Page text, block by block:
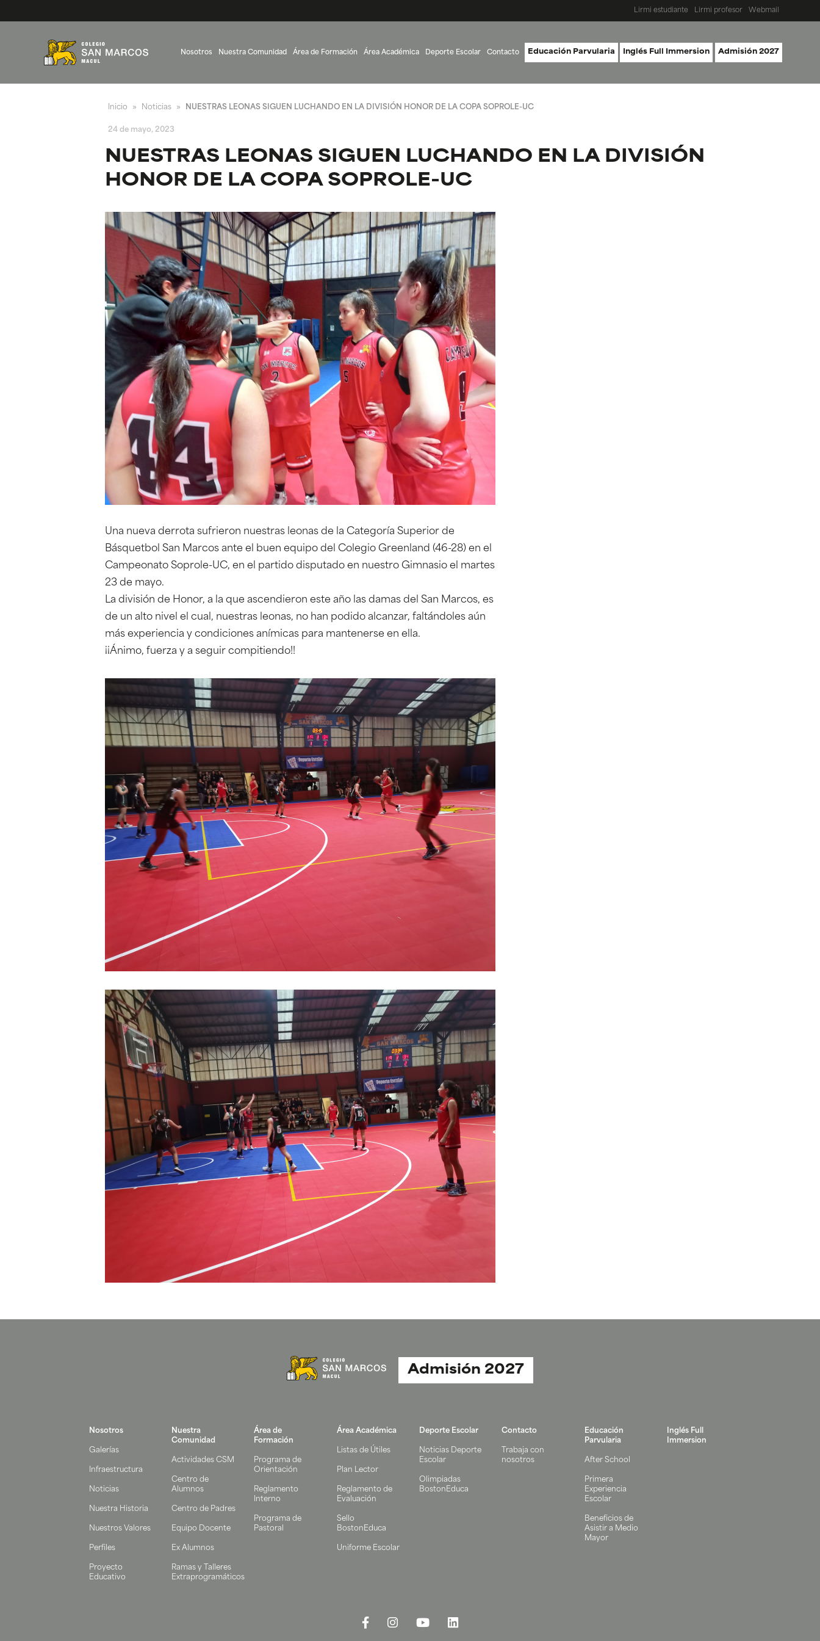
Lirmi estudiante Lirmi profesor Webmail
Nosotros Nuestra Comunidad Área de Formación Área Académica Deporte Escolar Contacto Educación Parvularia Inglés Full Immersion Admisión 2027
Inicio » Noticias » NUESTRAS LEONAS SIGUEN LUCHANDO EN LA DIVISIÓN HONOR DE LA COPA SOPROLE-UC
24 de mayo, 2023
NUESTRAS LEONAS SIGUEN LUCHANDO EN LA DIVISIÓN
HONOR DE LA COPA SOPROLE-UC
Una nueva derrota sufrieron nuestras leonas de la Categoría Superior de
Básquetbol San Marcos ante el buen equipo del Colegio Greenland (46-28) en el
Campeonato Soprole-UC, en el partido disputado en nuestro Gimnasio el martes
23 de mayo.
La división de Honor, a la que ascendieron este año las damas del San Marcos, es
de un alto nivel el cual, nuestras leonas, no han podido alcanzar, faltándoles aún
más experiencia y condiciones anímicas para mantenerse en ella.
¡¡Ánimo, fuerza y a seguir compitiendo!!
Admisión 2027
Nosotros
Galerías
Infraestructura
Noticias
Nuestra Historia
Nuestros Valores
Perfiles
Proyecto
Educativo
Nuestra
Comunidad
Actividades CSM
Centro de
Alumnos
Centro de Padres
Equipo Docente
Ex Alumnos
Ramas y Talleres
Extraprogramáticos
Área de
Formación
Programa de
Orientación
Reglamento
Interno
Programa de
Pastoral
Área Académica
Listas de Útiles
Plan Lector
Reglamento de
Evaluación
Sello
BostonEduca
Uniforme Escolar
Deporte Escolar
Noticias Deporte
Escolar
Olimpiadas
BostonEduca
Contacto
Trabaja con
nosotros
Educación
Parvularia
After School
Primera
Experiencia
Escolar
Beneficios de
Asistir a Medio
Mayor
Inglés Full
Immersion